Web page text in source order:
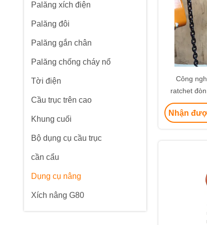
Palăng xích điện
Palăng đôi
Palăng gắn chân
Palăng chống cháy nổ
Tời điện
Cầu trục trên cao
Khung cuối
Bộ dụng cụ cầu trục
cần cẩu
Dụng cụ nâng
Xích nâng G80
Công
ratchet
chuỗi
Nhận